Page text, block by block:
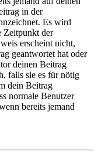
in der
Es wird
Zeitpunkt der
erscheint nicht,
geantwortet hat oder
deinen Beitrag
falls sie es für nötig
dein Beitrag
normale Benutzer
bereits jemand